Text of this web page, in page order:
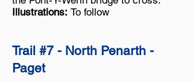
Illustrations: To follow
Trail #7 - North Penarth -
Paget